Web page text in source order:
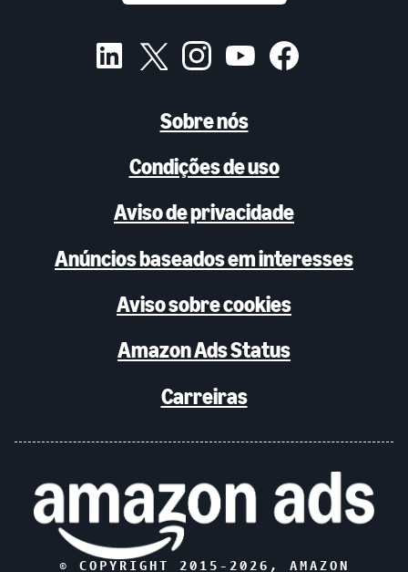
Sobre nós
Condições de uso
Aviso de privacidade
Anúncios baseados em interesses
Aviso sobre cookies
Amazon Ads Status
Carreiras
© COPYRIGHT 2015- 2026 , AMAZON